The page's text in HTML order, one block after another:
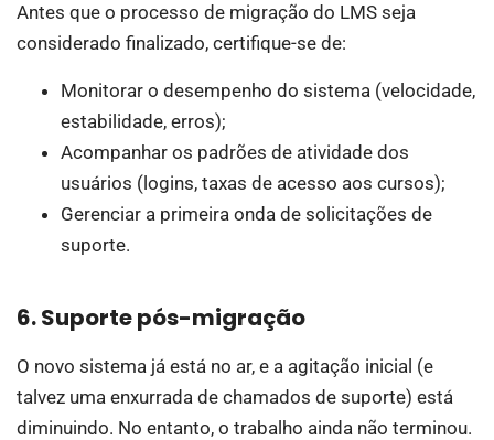
Antes que o processo de migração do LMS seja
considerado finalizado, certifique-se de:
Monitorar o desempenho do sistema (velocidade,
estabilidade, erros);
Acompanhar os padrões de atividade dos
usuários (logins, taxas de acesso aos cursos);
Gerenciar a primeira onda de solicitações de
suporte.
6. Suporte pós-migração
O novo sistema já está no ar, e a agitação inicial (e
talvez uma enxurrada de chamados de suporte) está
diminuindo. No entanto, o trabalho ainda não terminou.